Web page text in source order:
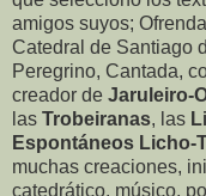
amigos suyos;
Catedral de Santiago
Peregrino, Cantada,
creador de Jaruleiro-
las Trobeiranas, las
Espontáneos Licho-
muchas creaciones,
catedrático, músico,